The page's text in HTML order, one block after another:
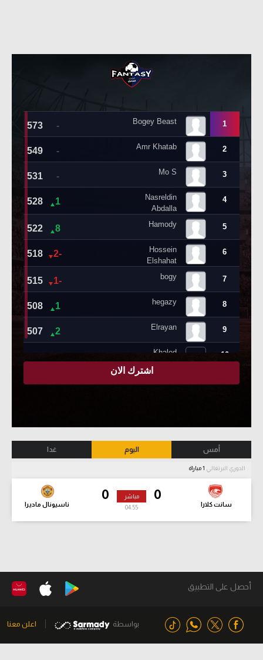
أمس اليوم غدا
الدوري البرتغالي
0
سانت كلارا
0
ناسيونال ماديرا
مباشر
04:56
أحصل على التطبيق
بواسطة اعلن معنا